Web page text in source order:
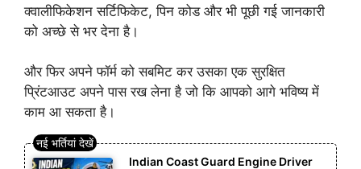
क्वालीफिकेशन सर्टिफिकेट, पिन कोड और भी पूछी गई जानकारी
को अच्छे से भर देना है।
और फिर अपने फॉर्म को सबमिट कर उसका एक सुरक्षित
प्रिंटआउट अपने पास रख लेना है जो कि आपको आगे भविष्य में
काम आ सकता है।
Indian Coast Guard Engine Driver